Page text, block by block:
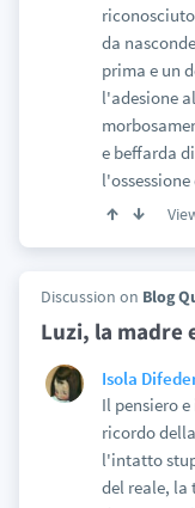
da
prima e un
l'adesione
e beffarda
l'ossessione
Discussion on Blog
Luzi, la madre
Isola
Il pensiero
ricordo
l'intatto
del reale, la